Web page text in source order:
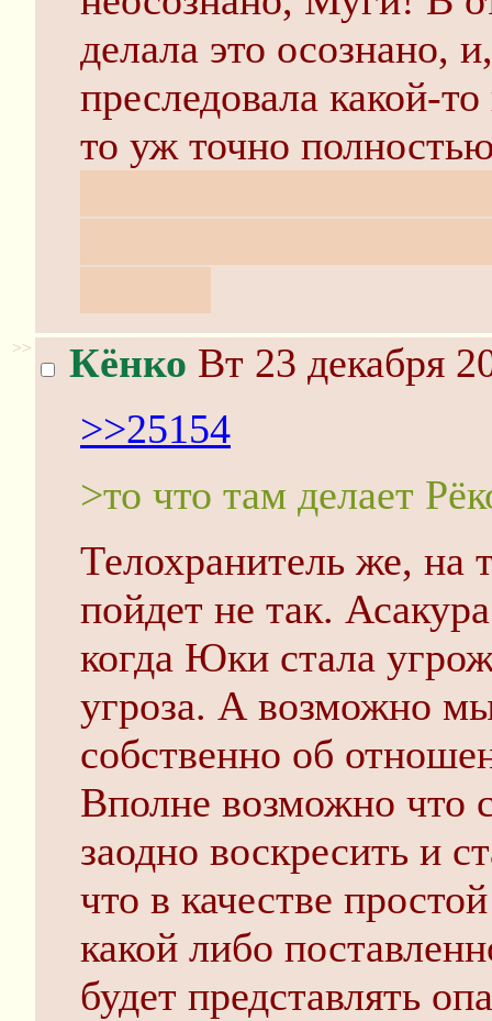
делала это осознано,
преследовала какой-
то уж точно
>> Кёнко Вт 23 декабря
>>25154
>то что там делает
Телохранитель же, на
пойдет не так.
когда Юки стала
угроза. А возможно
собственно об
Вполне возможно что
заодно воскресить и
что в качестве
какой либо
будет представлять